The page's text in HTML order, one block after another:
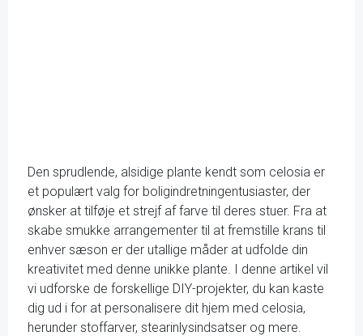
Den sprudlende, alsidige plante kendt som celosia er
et populært valg for boligindretningentusiaster, der
ønsker at tilføje et strejf af farve til deres stuer. Fra at
skabe smukke arrangementer til at fremstille krans til
enhver sæson er der utallige måder at udfolde din
kreativitet med denne unikke plante. I denne artikel vil
vi udforske de forskellige DIY-projekter, du kan kaste
dig ud i for at personalisere dit hjem med celosia,
herunder stoffarver, stearinlysindsatser og mere.